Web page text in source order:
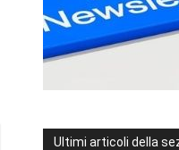
Ultimi articoli della